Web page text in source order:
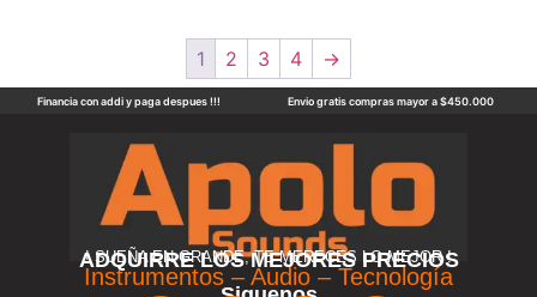
1 2 3 4 →
Financia con addi y paga despues !!! Envio gratis compras mayor a $450.000
ADQUIRRE LOS MEJORES PRECIOS
! SUEÑA EN GRANDE, TE MERECES LO MEJOR !
Instrumentos – Audio – Tecnología